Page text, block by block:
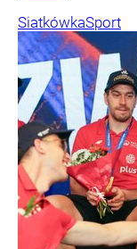
SiatkówkaSport